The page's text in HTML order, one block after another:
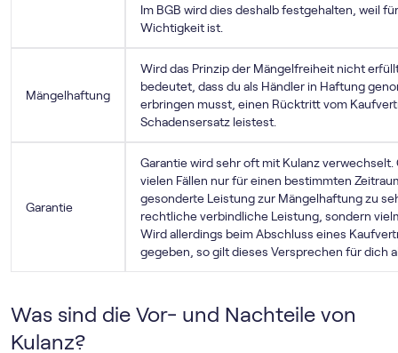
Im BGB wird dies deshalb festgehalten, weil
Wichtigkeit ist.
Mängelhaftung
Wird das Prinzip der Mängelfreiheit nicht
bedeutet, dass du als Händler in Haftung
erbringen musst, einen Rücktritt vom
Schadensersatz leistest.
Garantie
Garantie wird sehr oft mit Kulanz
vielen Fällen nur für einen bestimmten
gesonderte Leistung zur Mängelhaftung zu
rechtliche verbindliche Leistung, sondern
Wird allerdings beim Abschluss eines
gegeben, so gilt dieses Versprechen für dich
Was sind die Vor- und Nachteile von
Kulanz?